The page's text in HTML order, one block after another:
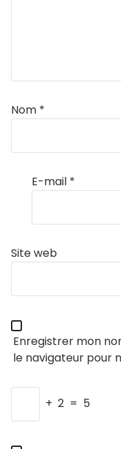
Nom *
E-mail *
Site web
Enregistrer mon
le navigateur pour
+ 2 = 5